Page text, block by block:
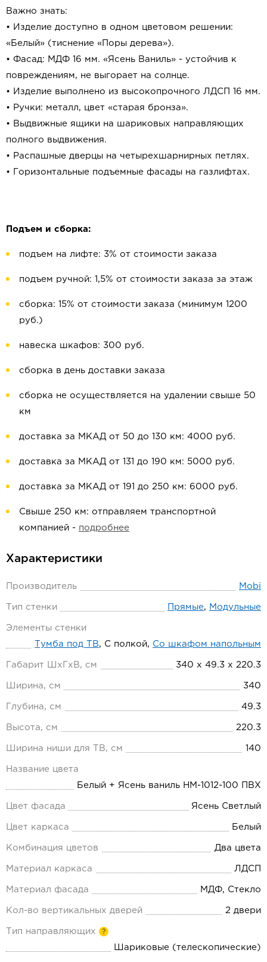
Важно знать:
• Изделие доступно в одном цветовом решении:
«Белый» (тиснение «Поры дерева»).
• Фасад: МДФ 16 мм. «Ясень Ваниль» - устойчив к
повреждениям, не выгорает на солнце.
• Изделие выполнено из высокопрочного ЛДСП 16 мм.
• Ручки: металл, цвет «старая бронза».
• Выдвижные ящики на шариковых направляющих
полного выдвижения.
• Распашные дверцы на четырехшарнирных петлях.
• Горизонтальные подъемные фасады на газлифтах.
Подъем и сборка:
подъем на лифте: 3% от стоимости заказа
подъем ручной: 1,5% от стоимости заказа за этаж
сборка: 15% от стоимости заказа (минимум 1200
руб.)
навеска шкафов: 300 руб.
сборка в день доставки заказа
сборка не осуществляется на удалении свыше 50
км
доставка за МКАД от 50 до 130 км: 4000 руб.
доставка за МКАД от 131 до 190 км: 5000 руб.
доставка за МКАД от 191 до 250 км: 6000 руб.
Свыше 250 км: отправляем транспортной
компанией - подробнее
Характеристики
Производитель Mobi
Тип стенки Прямые, Модульные
Элементы стенки
Тумба под ТВ, С полкой, Со шкафом напольным
Габарит ШхГхВ, см 340 х 49.3 х 220.3
Ширина, см 340
Глубина, см 49.3
Высота, см 220.3
Ширина ниши для ТВ, см 140
Название цвета
Белый + Ясень ваниль НМ-1012-100 ПВХ
Цвет фасада Ясень Светлый
Цвет каркаса Белый
Комбинация цветов Два цвета
Материал каркаса ЛДСП
Материал фасада МДФ, Стекло
Кол-во вертикальных дверей 2 двери
Тип направляющих ?
Шариковые (телескопические)